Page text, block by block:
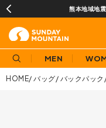
熊本地域地
MEN
HOME バッグ バックパック